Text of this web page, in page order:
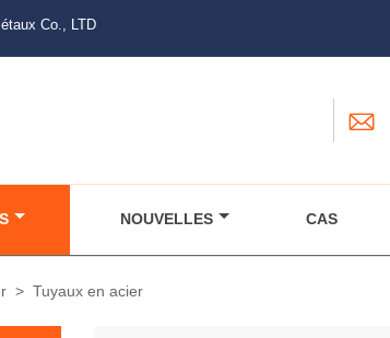
Co., LTD

NOUVELLES CAS
> Tuyaux en acier